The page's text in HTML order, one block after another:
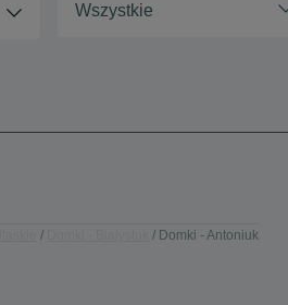
Wszystkie
Domki - Antoniuk